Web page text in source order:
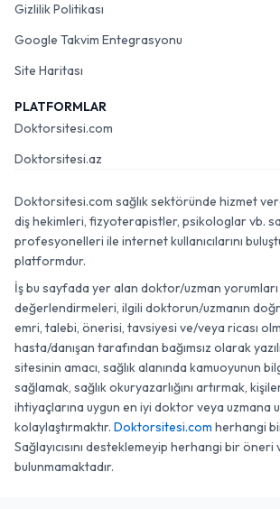
Gizlilik Politikası
Google Takvim Entegrasyonu
Site Haritası
PLATFORMLAR
Doktorsitesi.com
Doktorsitesi.az
Doktorsitesi.com sağlık sektöründe hizmet
diş hekimleri, fizyoterapistler, psikologlar vb.
profesyonelleri ile internet kullanıcılarını
platformdur.
İş bu sayfada yer alan doktor/uzman yorumları
değerlendirmeleri, ilgili doktorun/uzmanın
emri, talebi, önerisi, tavsiyesi ve/veya ricası
hasta/danışan tarafından bağımsız olarak
sitesinin amacı, sağlık alanında kamuoyunun
sağlamak, sağlık okuryazarlığını artırmak,
ihtiyaçlarına uygun en iyi doktor veya uzmana
kolaylaştırmaktır. Doktorsitesi.com herhangi
Sağlayıcısını desteklemeyip herhangi bir
bulunmamaktadır.